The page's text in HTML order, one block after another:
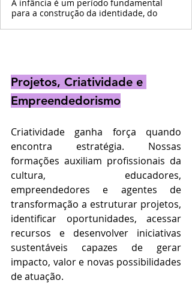
A infância é um período fundamental
para a construção da identidade, do
Projetos, Criatividade e
Empreendedorismo
Criatividade ganha força quando
encontra estratégia. Nossas
formações auxiliam profissionais da
cultura, educadores,
empreendedores e agentes de
transformação a estruturar projetos,
identificar oportunidades, acessar
recursos e desenvolver iniciativas
sustentáveis capazes de gerar
impacto, valor e novas possibilidades
de atuação.